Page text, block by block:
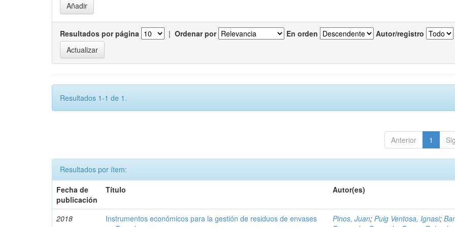
Resultados por página | Ordenar por En orden Autor/registro
Resultados 1-1 de 1.
Anterior 1
Resultados por ítem:
Fecha de
publicación
Título Autor(es)
2018
Instrumentos económicos para la gestión de residuos de envases
Pinos, Juan;Puig Ventosa, Ignasi;